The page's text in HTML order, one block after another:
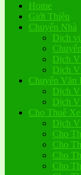
Home
Giới Thiệu
Chuyển Nhà
Dịch
Dịch
Dịch
Chuyển Văn
Dịch
Dịch
Cho Thuê
Dịch
Cho
Cho
Cho
Cho